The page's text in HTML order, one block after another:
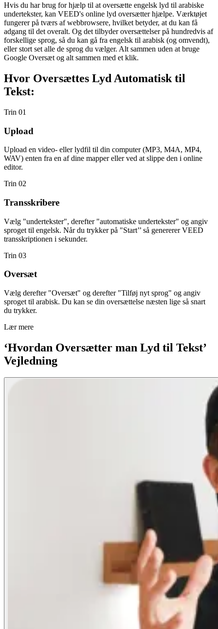
Hvis du har brug for hjælp til at oversætte engelsk lyd til arabiske
undertekster, kan VEED's online lyd oversætter hjælpe. Værktøjet
fungerer på tværs af webbrowsere, hvilket betyder, at du kan få
adgang til det overalt. Og det tilbyder oversættelser på hundredvis af
forskellige sprog, så du kan gå fra engelsk til arabisk (og omvendt),
eller stort set alle de sprog du vælger. Alt sammen uden at bruge
Google Oversæt og alt sammen med et klik.
Hvor Oversættes Lyd Automatisk til
Tekst:
Trin 01
Upload
Upload en video- eller lydfil til din computer (MP3, M4A, MP4,
WAV) enten fra en af dine mapper eller ved at slippe den i online
editor.
Trin 02
Transskribere
Vælg "undertekster", derefter "automatiske undertekster" og angiv
sproget til engelsk. Når du trykker på "Start’’ så genererer VEED
transskriptionen i sekunder.
Trin 03
Oversæt
Vælg derefter "Oversæt" og derefter "Tilføj nyt sprog" og angiv
sproget til arabisk. Du kan se din oversættelse næsten lige så snart
du trykker.
Lær mere
‘Hvordan Oversætter man Lyd til Tekst’
Vejledning